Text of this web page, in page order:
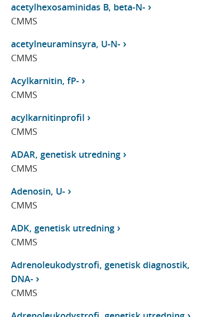
acetylhexosaminidas B, beta-N-
CMMS
acetylneuraminsyra, U-N-
CMMS
Acylkarnitin, fP-
CMMS
acylkarnitinprofil
CMMS
ADAR, genetisk utredning
CMMS
Adenosin, U-
CMMS
ADK, genetisk utredning
CMMS
Adrenoleukodystrofi, genetisk diagnostik,
DNA-
CMMS